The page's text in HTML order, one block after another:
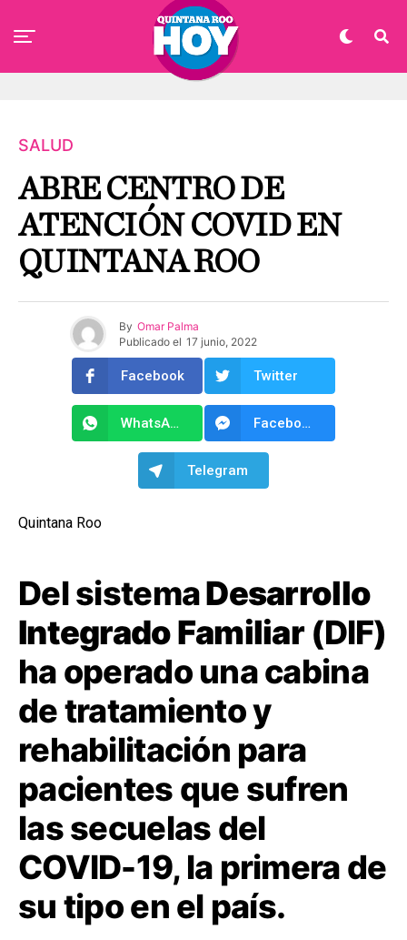
SALUD
ABRE CENTRO DE
ATENCIÓN COVID EN
QUINTANA ROO
By Omar Palma
Publicado el 17 junio, 2022
Facebook Twitter
WhatsApp Facebook Messenger
Telegram
Quintana Roo
Del sistemaDesarrollo
Integrado Familiar (DIF)
ha operado una cabina
de tratamiento y
rehabilitación para
pacientes que sufren
las secuelas del
COVID-19, la primera de
su tipo en el país.